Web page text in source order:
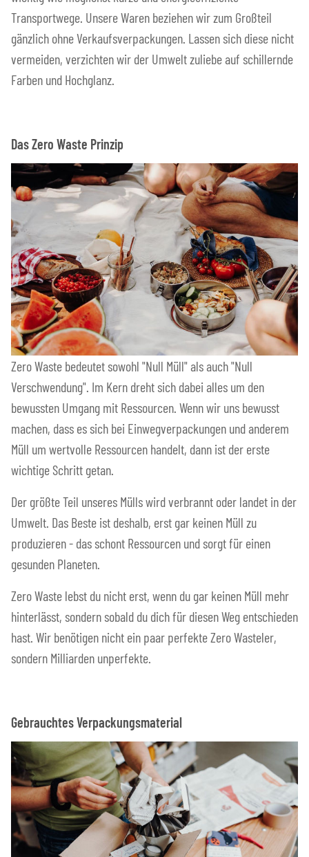
Transportwege. Unsere Waren beziehen wir zum Großteil
gänzlich ohne Verkaufsverpackungen. Lassen sich diese nicht
vermeiden, verzichten wir der Umwelt zuliebe auf schillernde
Farben und Hochglanz.
Das Zero Waste Prinzip
Zero Waste bedeutet sowohl "Null Müll" als auch "Null
Verschwendung". Im Kern dreht sich dabei alles um den
bewussten Umgang mit Ressourcen. Wenn wir uns bewusst
machen, dass es sich bei Einwegverpackungen und anderem
Müll um wertvolle Ressourcen handelt, dann ist der erste
wichtige Schritt getan.
Der größte Teil unseres Mülls wird verbrannt oder landet in der
Umwelt. Das Beste ist deshalb, erst gar keinen Müll zu
produzieren - das schont Ressourcen und sorgt für einen
gesunden Planeten.
Zero Waste lebst du nicht erst, wenn du gar keinen Müll mehr
hinterlässt, sondern sobald du dich für diesen Weg entschieden
hast. Wir benötigen nicht ein paar perfekte Zero Wasteler,
sondern Milliarden unperfekte.
Gebrauchtes Verpackungsmaterial